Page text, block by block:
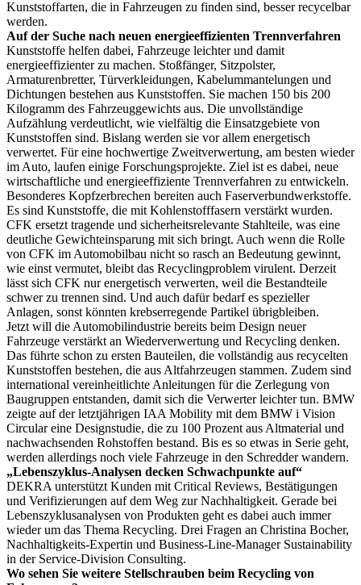
Kunststoffarten, die in Fahrzeugen zu finden sind, besser recycelbar
werden.
Auf der Suche nach neuen energieeffizienten Trennverfahren
Kunststoffe helfen dabei, Fahrzeuge leichter und damit
energieeffizienter zu machen. Stoßfänger, Sitzpolster,
Armaturenbretter, Türverkleidungen, Kabelummantelungen und
Dichtungen bestehen aus Kunststoffen. Sie machen 150 bis 200
Kilogramm des Fahrzeuggewichts aus. Die unvollständige
Aufzählung verdeutlicht, wie vielfältig die Einsatzgebiete von
Kunststoffen sind. Bislang werden sie vor allem energetisch
verwertet. Für eine hochwertige Zweitverwertung, am besten wieder
im Auto, laufen einige Forschungsprojekte. Ziel ist es dabei, neue
wirtschaftliche und energieeffiziente Trennverfahren zu entwickeln.
Besonderes Kopfzerbrechen bereiten auch Faserverbundwerkstoffe.
Es sind Kunststoffe, die mit Kohlenstofffasern verstärkt wurden.
CFK ersetzt tragende und sicherheitsrelevante Stahlteile, was eine
deutliche Gewichteinsparung mit sich bringt. Auch wenn die Rolle
von CFK im Automobilbau nicht so rasch an Bedeutung gewinnt,
wie einst vermutet, bleibt das Recyclingproblem virulent. Derzeit
lässt sich CFK nur energetisch verwerten, weil die Bestandteile
schwer zu trennen sind. Und auch dafür bedarf es spezieller
Anlagen, sonst könnten krebserregende Partikel übrigbleiben.
Jetzt will die Automobilindustrie bereits beim Design neuer
Fahrzeuge verstärkt an Wiederverwertung und Recycling denken.
Das führte schon zu ersten Bauteilen, die vollständig aus recycelten
Kunststoffen bestehen, die aus Altfahrzeugen stammen. Zudem sind
international vereinheitlichte Anleitungen für die Zerlegung von
Baugruppen entstanden, damit sich die Verwerter leichter tun. BMW
zeigte auf der letztjährigen IAA Mobility mit dem BMW i Vision
Circular eine Designstudie, die zu 100 Prozent aus Altmaterial und
nachwachsenden Rohstoffen bestand. Bis es so etwas in Serie geht,
werden allerdings noch viele Fahrzeuge in den Schredder wandern.
„Lebenszyklus-Analysen decken Schwachpunkte auf“
DEKRA unterstützt Kunden mit Critical Reviews, Bestätigungen
und Verifizierungen auf dem Weg zur Nachhaltigkeit. Gerade bei
Lebenszyklusanalysen von Produkten geht es dabei auch immer
wieder um das Thema Recycling. Drei Fragen an Christina Bocher,
Nachhaltigkeits-Expertin und Business-Line-Manager Sustainability
in der Service-Division Consulting.
Wo sehen Sie weitere Stellschrauben beim Recycling von